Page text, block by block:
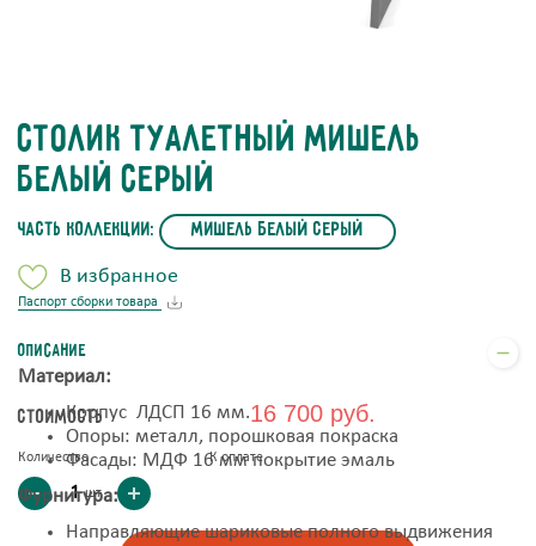
Стоимость 16 700 руб.
Количество
шт
К оплате
Столик туалетный Мишель
Белый Серый
часть коллекции: Мишель Белый Серый
В избранное
Паспорт сборки товара
Описание
Материал:
Корпус ЛДСП 16 мм.
Опоры: металл, порошковая покраска
Фасады: МДФ 16 мм покрытие эмаль
Фурнитура:
Направляющие шариковые полного выдвижения